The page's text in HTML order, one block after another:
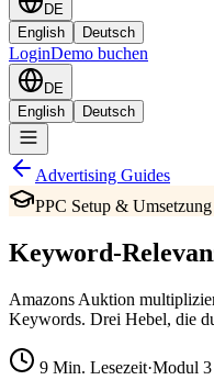
DE
English
Deutsch
LoginDemo buchen
DE
English
Deutsch
Advertising Guides
PPC Setup &
Keyword-
Amazons Auktion
Keywords. Drei Hebel, die
9 Min. Lesezeit·Modul 3